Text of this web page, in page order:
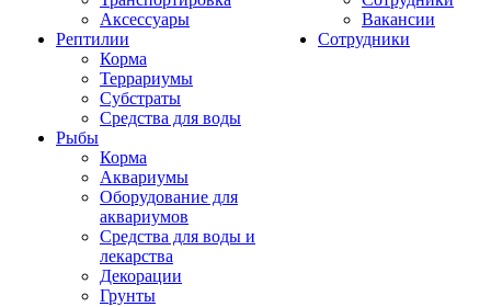
Аксессуары
Рептилии
Корма
Террариумы
Субстраты
Средства для воды
Рыбы
Корма
Аквариумы
Оборудование для
аквариумов
Средства для воды и
лекарства
Декорации
Грунты
Вакансии
Сотрудники